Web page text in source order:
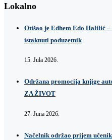
Lokalno
Otišao je Edhem Edo Halilić
istaknuti poduzetnik
15. Jula 2026.
Održana promocija knjige
ZA ŽIVOT
27. Juna 2026.
Načelnik održao prijem